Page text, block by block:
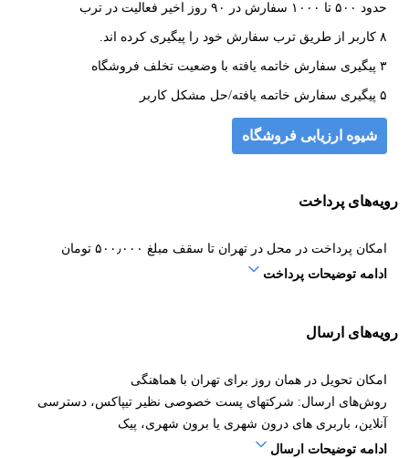
حدود ۵۰۰ تا ۱۰۰۰ سفارش در ۹۰ روز اخیر فعالیت در ترب
۸ کاربر از طریق ترب سفارش خود را پیگیری کرده اند.
۳ پیگیری سفارش خاتمه یافته با وضعیت تخلف فروشگاه
۵ پیگیری سفارش خاتمه یافته/حل مشکل کاربر
شیوه ارزیابی فروشگاه
رویه‌های پرداخت
امکان پرداخت در محل در تهران تا سقف مبلغ ۵۰۰٫۰۰۰ تومان
ادامه توضیحات پرداخت
رویه‌های ارسال
امکان تحویل در همان روز برای تهران با هماهنگی
روش‌های ارسال: شرکتهای پست خصوصی نظیر تیپاکس، دسترسی
آنلاین، باربری های درون شهری یا برون شهری، پیک
ادامه توضیحات ارسال